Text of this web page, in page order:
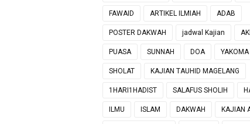
FAWAID ARTIKEL ILMIAH ADAB
POSTER DAKWAH jadwal Kajian
PUASA SUNNAH DOA YAKOMA
SHOLAT KAJIAN TAUHID MAGELANG
1HARI1HADIST SALAFUS SHOLIH
ILMU ISLAM DAKWAH KAJIAN